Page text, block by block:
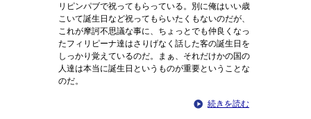
リピンパブで祝ってもらっている。別に俺はいい歳
こいて誕生日など祝ってもらいたくもないのだが、
これが摩訶不思議な事に、ちょっとでも仲良くなっ
たフィリピーナ達はさりげなく話した客の誕生日を
しっかり覚えているのだ。まぁ、それだけかの国の
人達は本当に誕生日というものが重要ということな
のだ。
続きを読む